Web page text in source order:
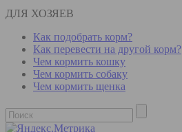
ДЛЯ ХОЗЯЕВ
Как подобрать корм?
Как перевести на другой корм?
Чем кормить кошку
Чем кормить собаку
Чем кормить щенка